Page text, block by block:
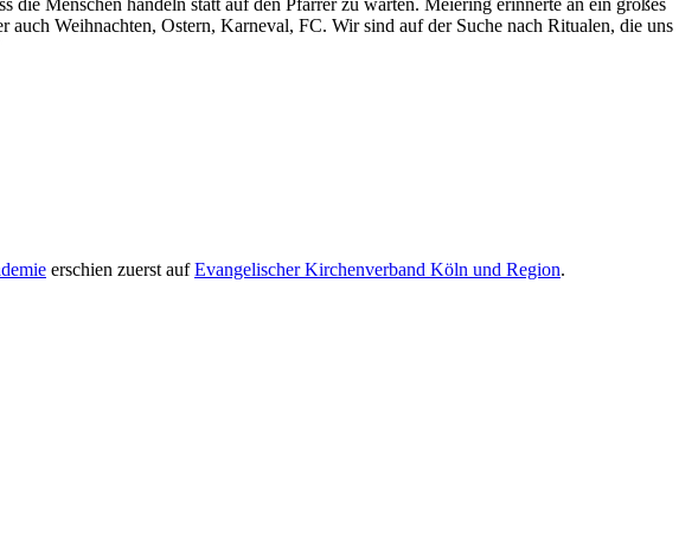
die Menschen handeln statt auf den Pfarrer zu warten. Meiering erinnerte an ein großes
Weihnachten, Ostern, Karneval, FC. Wir sind auf der Suche nach Ritualen, die uns
erschien zuerst aufEvangelischer Kirchenverband Köln und Region.